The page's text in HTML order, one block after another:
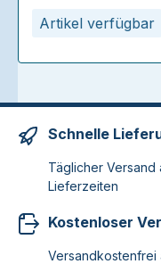
Artikel verfügbar
Schnelle
Täglicher Versand
Lieferzeiten
Kostenloser
Versandkostenfrei